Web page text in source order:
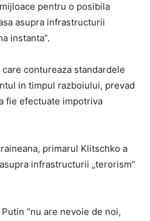
pentru o posibila
asupra infrastructurii
instanta”.
care contureaza standardele
in timpul razboiului, prevad
fie efectuate impotriva
primarul Klitschko a
infrastructurii „terorism”
“nu are nevoie de noi,